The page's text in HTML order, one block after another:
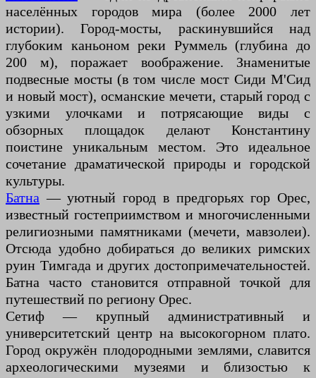
населённых городов мира (более 2000 лет
истории). Город-мосты, раскинувшийся над
глубоким каньоном реки Руммель (глубина до
200 м), поражает воображение. Знаменитые
подвесные мосты (в том числе мост Сиди М'Сид
и новый мост), османские мечети, старый город с
узкими улочками и потрясающие виды с
обзорных площадок делают Константину
поистине уникальным местом. Это идеальное
сочетание драматической природы и городской
культуры.
Батна — уютный город в предгорьях гор Орес,
известный гостеприимством и многочисленными
религиозными памятниками (мечети, мавзолеи).
Отсюда удобно добираться до великих римских
руин Тимгада и других достопримечательностей.
Батна часто становится отправной точкой для
путешествий по региону Орес.
Сетиф — крупный административный и
университетский центр на высокогорном плато.
Город окружён плодородными землями, славится
археологическими музеями и близостью к